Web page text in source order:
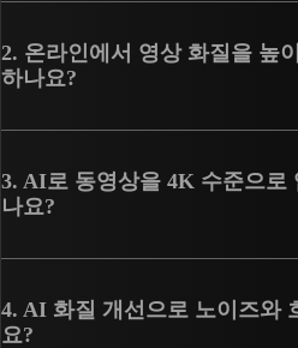
2. 온라인에서 영상 화질을 높
하나요?
3. AI로 동영상을 4K 수준으로
나요?
4. AI 화질 개선으로 노이즈와
요?